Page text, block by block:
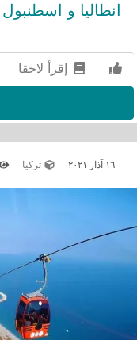
انطاليا و اسطنبول
إقرأ لاحقا
١٦ آذار ٢٠٢١ تركيا